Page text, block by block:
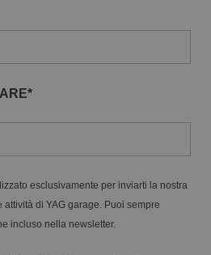
esclusivamente per inviarti la nostra
di YAG garage. Puoi sempre
incluso nella newsletter.